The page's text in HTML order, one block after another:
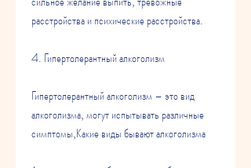
расстройства и психические расстройства.
4. Гипертолерантный алкоголизм
Гипертолерантный алкоголизм – это вид
алкоголизма, могут испытывать различные
симптомы,Какие виды бывают алкоголизма